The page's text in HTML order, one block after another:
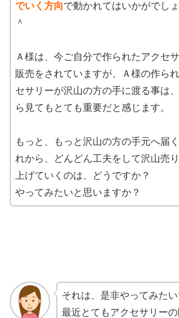
でいく方向で動かれてはいかがでし
＾
Ａ様は、今ご自分で作られたアクセ
販売をされていますが、Ａ様の作ら
セサリーが沢山の方の手に渡る事は
ら見てもとても重要だと感じます。
もっと、もっと沢山の方の手元へ届
れから、どんどん工夫をして沢山売
上げていくのは、どうですか？
やってみたいと思いますか？
それは、是非やってみたい
最近とてもアクセサリーの